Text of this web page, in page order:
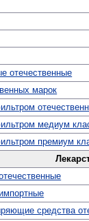
отечественные
марок
медиум
премиум
средства